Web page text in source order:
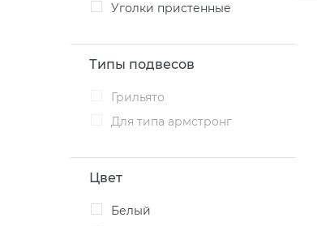
Уголки пристенные
Типы подвесов
Грильято
Для типа армстронг
Цвет
Белый